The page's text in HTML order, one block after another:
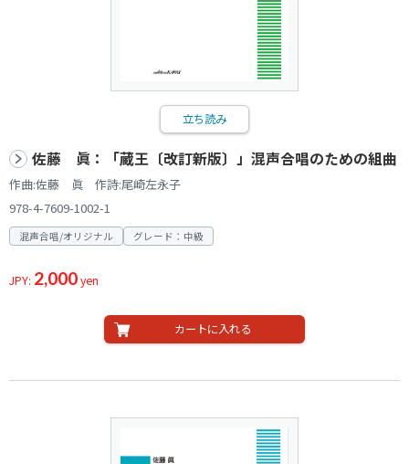
立ち読み
佐藤 眞：「蔵王〔改訂新版〕」混声合唱のための組曲
作曲:佐藤 眞 作詩:尾崎左永子
978-4-7609-1002-1
混声合唱/オリジナル グレード：中級
JPY: 2,000yen
カートに入れる